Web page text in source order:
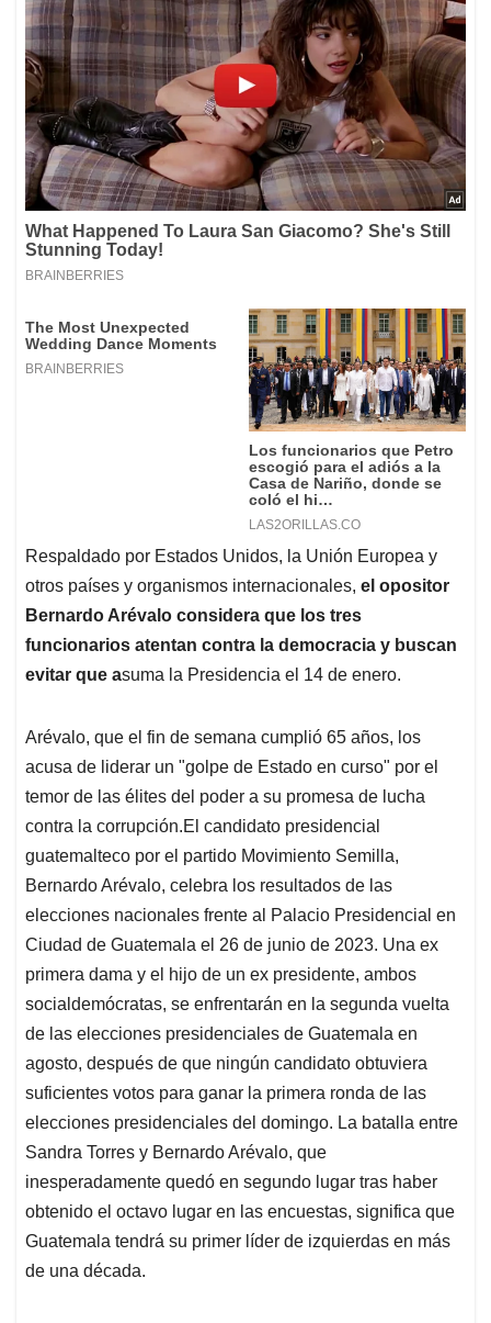
Respaldado por Estados Unidos, la Unión Europea y
otros países y organismos internacionales, el opositor
Bernardo Arévalo considera que los tres
funcionarios atentan contra la democracia y buscan
evitar que asuma la Presidencia el 14 de enero.
Arévalo, que el fin de semana cumplió 65 años, los
acusa de liderar un "golpe de Estado en curso" por el
temor de las élites del poder a su promesa de lucha
contra la corrupción.El candidato presidencial
guatemalteco por el partido Movimiento Semilla,
Bernardo Arévalo, celebra los resultados de las
elecciones nacionales frente al Palacio Presidencial en
Ciudad de Guatemala el 26 de junio de 2023. Una ex
primera dama y el hijo de un ex presidente, ambos
socialdemócratas, se enfrentarán en la segunda vuelta
de las elecciones presidenciales de Guatemala en
agosto, después de que ningún candidato obtuviera
suficientes votos para ganar la primera ronda de las
elecciones presidenciales del domingo. La batalla entre
Sandra Torres y Bernardo Arévalo, que
inesperadamente quedó en segundo lugar tras haber
obtenido el octavo lugar en las encuestas, significa que
Guatemala tendrá su primer líder de izquierdas en más
de una década.